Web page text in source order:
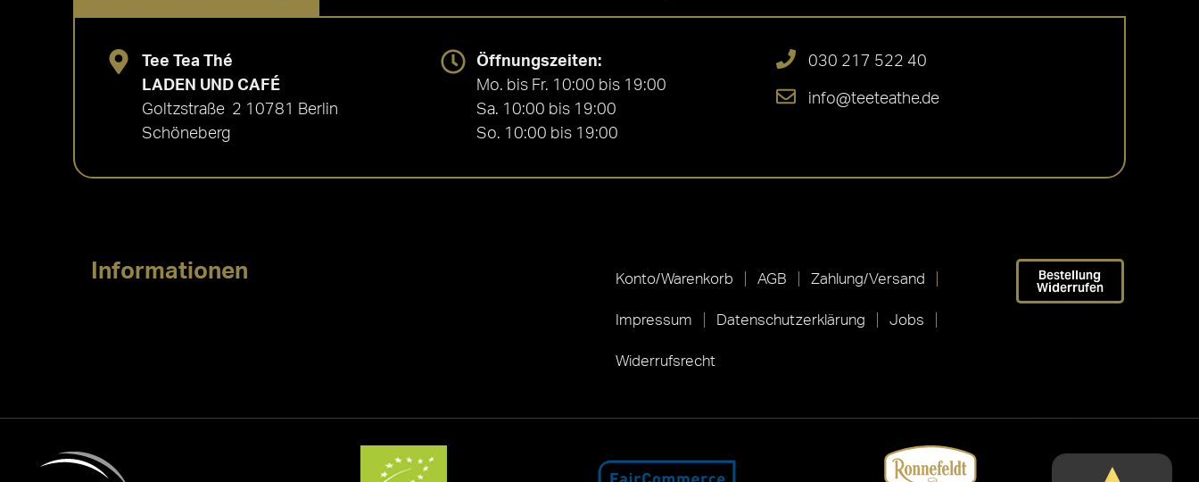
Tee Tea Thé
LADEN UND CAFÉ
Goltzstraße 2 10781 Berlin
Schöneberg
Öffnungszeiten:
Mo. bis Fr. 10:00 bis 19:00
Sa. 10:00 bis 19:00
So. 10:00 bis 19:00
030 217 522 40
info@teeteathe.de
Informationen Konto/Warenkorb AGB Zahlung/Versand
Impressum Datenschutzerklärung Jobs
Widerrufsrecht
Bestellung
Widerrufen